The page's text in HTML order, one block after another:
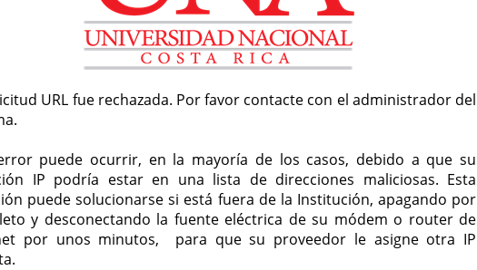
URL fue rechazada. Por favor contacte con el administrador del
puede ocurrir, en la mayoría de los casos, debido a que su
IP podría estar en una lista de direcciones maliciosas. Esta
puede solucionarse si está fuera de la Institución, apagando por
y desconectando la fuente eléctrica de su módem o router de
por unos minutos, para que su proveedor le asigne otra IP